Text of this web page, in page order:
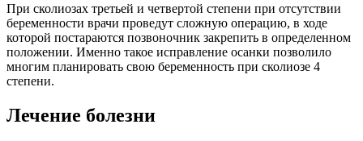
При сколиозах третьей и четвертой степени при отсутствии
беременности врачи проведут сложную операцию, в ходе
которой постараются позвоночник закрепить в определенном
положении. Именно такое исправление осанки позволило
многим планировать свою беременность при сколиозе 4
степени.
Лечение болезни